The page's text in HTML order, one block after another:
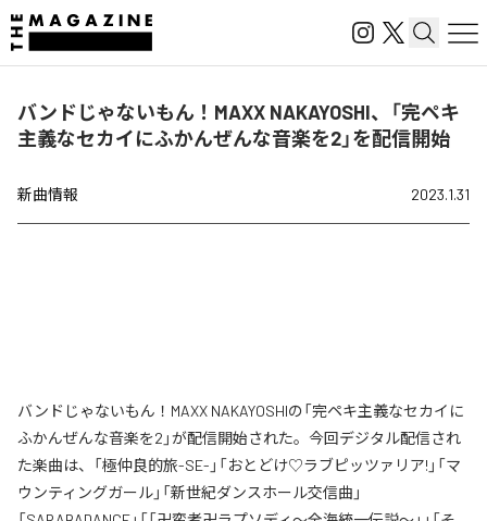
バンドじゃないもん！MAXX NAKAYOSHI、「完ペキ
主義なセカイにふかんぜんな音楽を2」を配信開始
新曲情報 2023.1.31
バンドじゃないもん！MAXX NAKAYOSHIの「完ペキ主義なセカイに
ふかんぜんな音楽を2」が配信開始された。今回デジタル配信され
た楽曲は、「極仲良的旅-SE-」「おとどけ♡ラブピッツァリア!」「マ
ウンティングガール」「新世紀ダンスホール交信曲」